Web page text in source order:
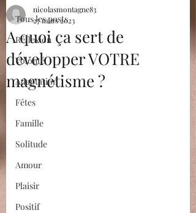
Tous les posts
Réflexion
Volonté
Adaptation
Fêtes
Famille
Solitude
Amour
Plaisir
Positif
A quoi ça sert de
développer VOTRE
magnétisme ?
nicolasmontagne83
27 mars 2023